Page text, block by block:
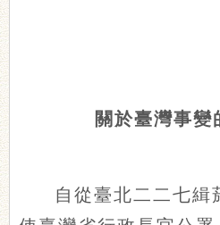
關於臺灣事變
自從臺北二二七緝